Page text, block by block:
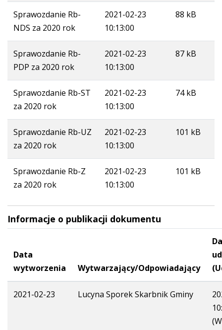
Sprawozdanie Rb-
NDS za 2020 rok
2021-02-23
10:13:00
88 kB
Sprawozdanie Rb-
PDP za 2020 rok
2021-02-23
10:13:00
87 kB
Sprawozdanie Rb-ST
za 2020 rok
2021-02-23
10:13:00
74 kB
Sprawozdanie Rb-UZ
za 2020 rok
2021-02-23
10:13:00
101 kB
Sprawozdanie Rb-Z
za 2020 rok
2021-02-23
10:13:00
101 kB
Informacje o publikacji dokumentu
Data
wytworzenia
Wytwarzający/Odpowiadający
2021-02-23 Lucyna Sporek Skarbnik Gminy